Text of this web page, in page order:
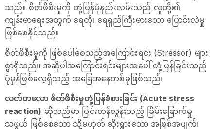
သည်။ စိတ်ဖိစီးမှုကို တုံ့ပြန်ပုံနည်းလမ်းသည် လူတို့၏
ကျန်းမာရေးအတွက် ရေတို၊ ရေရှည်ကြီးမားသော ပြောင်းလဲမှု
ဖြစ်စေနိုင်သည်။
စိတ်ဖိစီးမှုကို ဖြစ်ပေါ်စေသည့်အကြောင်းရင်း (Stressor) များ
စွာရှိသည်။ အဆိုပါအကြောင်းရင်းများအပေါ် တုံ့ပြန်ခြင်းသည်
ပုံမှန်ဖြစ်လေ့ရှိသည့် အခြေအနေတစ်ခုဖြစ်သည်။
လတ်တလော စိတ်ဖိစီးမှုတုံ့ပြန်ခံစားခြင်း (Acute stress
reaction) ဆိုသည်မှာ ပြင်းထန်လွန်းသည့် ခြိမ်းခြောက်မှု
သဖွယ် ဖြစ်စေသော သို့မဟုတ် ဆိုးရွားသော အဖြစ်အပျက်၊